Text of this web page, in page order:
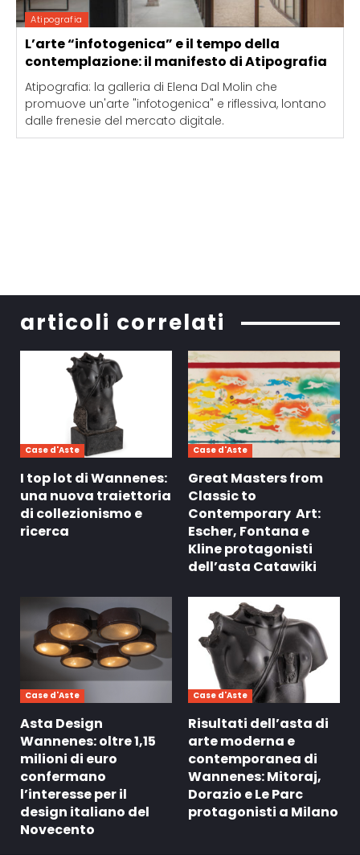
Atipografia
L’arte “infotogenica” e il tempo della
contemplazione: il manifesto di Atipografia
Atipografia: la galleria di Elena Dal Molin che
promuove un'arte "infotogenica" e riflessiva, lontano
dalle frenesie del mercato digitale.
articoli correlati
Case d'Aste
I top lot di Wannenes:
una nuova traiettoria
di collezionismo e
ricerca
Case d'Aste
Great Masters from
Classic to
Contemporary Art:
Escher, Fontana e
Kline protagonisti
dell’asta Catawiki
Case d'Aste
Asta Design
Wannenes: oltre 1,15
milioni di euro
confermano
l’interesse per il
design italiano del
Novecento
Case d'Aste
Risultati dell’asta di
arte moderna e
contemporanea di
Wannenes: Mitoraj,
Dorazio e Le Parc
protagonisti a Milano